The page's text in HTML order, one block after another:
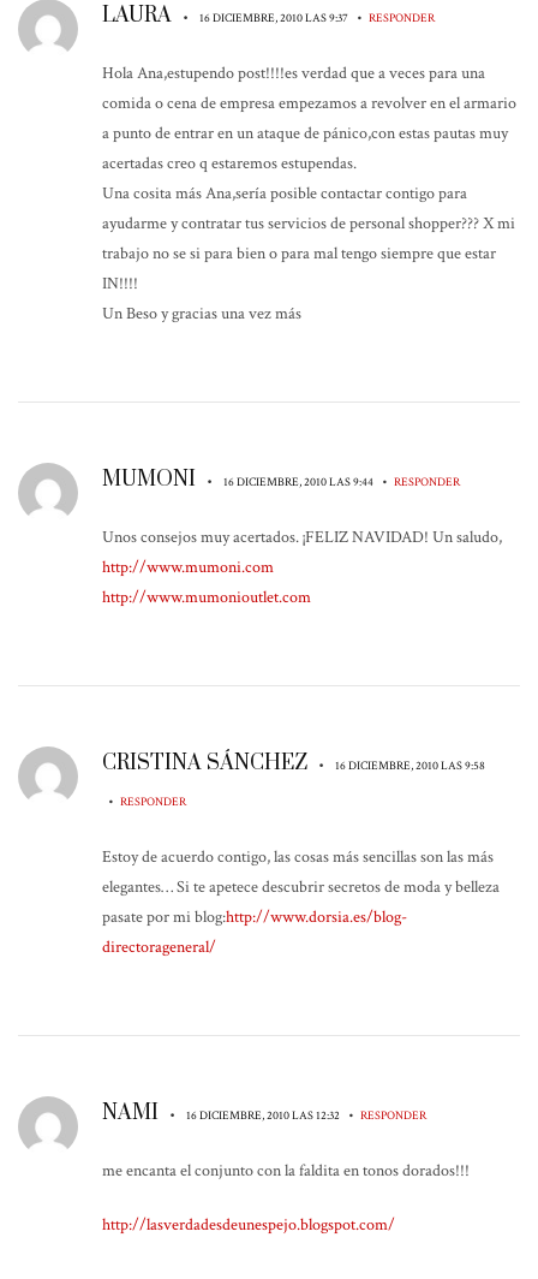
LAURA • 16 DICIEMBRE, 2010 LAS 9:37 • RESPONDER
Hola Ana,estupendo post!!!!es verdad que a veces para una
comida o cena de empresa empezamos a revolver en el armario
a punto de entrar en un ataque de pánico,con estas pautas muy
acertadas creo q estaremos estupendas.
Una cosita más Ana,sería posible contactar contigo para
ayudarme y contratar tus servicios de personal shopper??? X mi
trabajo no se si para bien o para mal tengo siempre que estar
IN!!!!
Un Beso y gracias una vez más
MUMONI • 16 DICIEMBRE, 2010 LAS 9:44 • RESPONDER
Unos consejos muy acertados. ¡FELIZ NAVIDAD! Un saludo,
http://www.mumoni.com
http://www.mumonioutlet.com
CRISTINA SÁNCHEZ • 16 DICIEMBRE, 2010 LAS 9:58
• RESPONDER
Estoy de acuerdo contigo, las cosas más sencillas son las más
elegantes… Si te apetece descubrir secretos de moda y belleza
pasate por mi blog:http://www.dorsia.es/blog-
directorageneral/
NAMI • 16 DICIEMBRE, 2010 LAS 12:32 • RESPONDER
me encanta el conjunto con la faldita en tonos dorados!!!
http://lasverdadesdeunespejo.blogspot.com/